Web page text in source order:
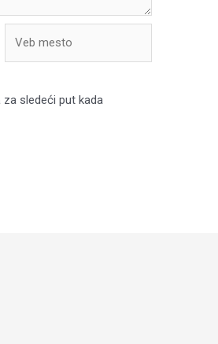
mesto
sledeći put kada